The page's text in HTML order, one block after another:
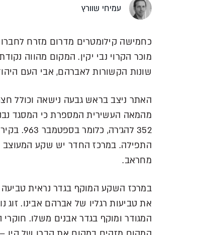
עמיחי שוורץ
כחמישה קילומטרים מדרום מזרח
מוכר הקרוי נבי יקין. המקום מהווה
שונות הקשורות לאברהם, אבי העם
האתר ניצב בראש גבעה נישאה וכולל
מהמאה העשירית המספרת כי המסגד
352
התפילה. במרכז החדר יש שקע המעוצב
מחראב.
במרכז השקע המוקף בגדר נראית טביעה
את טביעות רגליו של אברהם אבינו.